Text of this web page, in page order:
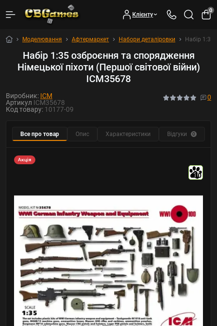
Клієнту
0
Моделювання Афтермаркет Набори деталіровки Набір 1:35
Набір 1:35 озброєння та спорядження
Німецької піхоти (Першої світової війни)
ICM35678
Виробник: ICM
Артикул ICM35678
Код товару: 10177-09
0
Все про товар Опис Характеристики Відгуки 0
Акція
10